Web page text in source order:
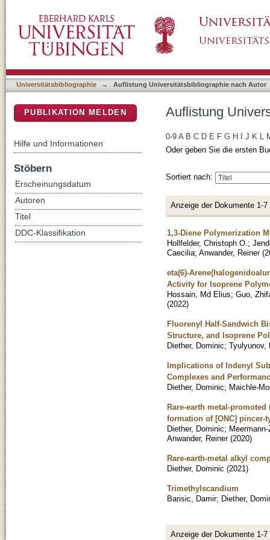
Universitätsbibliographie → Auflistung Universitätsbibliographie nach Autor
Auflistung
0-9 A B C D E F G H J K L
Oder geben Sie die ersten
Sortiert nach:
Anzeige der Dokumente 1-7
1,3-Diene Polymerization
Hollfelder, Christoph O. ;
Caecilia; Anwander, Reiner (
eta(6)-
Activity for Isoprene
Hossain, Md Elius; Guo,
(2022)
Fluorenyl Half-Sandwich
Structure, and Isoprene
Diether, Dominic; Tyulyunov,
Implications of Indenyl
Complexes and
Diether, Dominic; Maichle-
Rare-earth metal-
formation of [ONC]
Diether, Dominic;
Anwander, Reiner (2020)
Rare-earth-metal alkyl
Diether, Dominic (2021)
Trimethylscandium
Barisic, Damir; Diether,
Anzeige der Dokumente 1-7
PUBLIKATION MELDEN
Hilfe und Informationen
Stöbern
Erscheinungsdatum
Autoren
Titel
DDC-Klassifikation